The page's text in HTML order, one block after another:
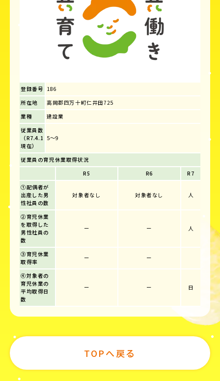
登録番号 186
所在地
高岡郡四万十町仁井田725
業種
建設業
従業員数
（R7.4.1
現在）
5～9
従業員の育児休業取得状況
R5
R6
R7
①配偶者が
出産した男
性社員の数
対象者なし 対象者なし 人
②育児休業
を取得した
男性社員の
数
ー ー 人
③育児休業
取得率
ー ー
④対象者の
育児休業の
平均取得日
数
ー ー 日
TOPへ戻る